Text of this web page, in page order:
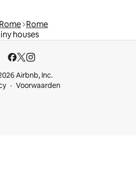
Rome Rome
houses
Airbnb, Inc.
Voorwaarden